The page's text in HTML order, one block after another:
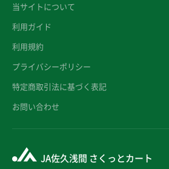
当サイトについて
利用ガイド
利用規約
プライバシーポリシー
特定商取引法に基づく表記
お問い合わせ
JA佐久浅間 さくっとカート